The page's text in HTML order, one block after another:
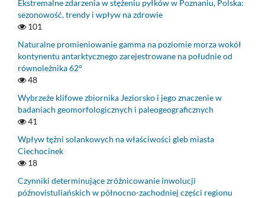
Ekstremalne zdarzenia w stężeniu pyłków w Poznaniu, Polska:
sezonowość, trendy i wpływ na zdrowie
101
Naturalne promieniowanie gamma na poziomie morza wokół
kontynentu antarktycznego zarejestrowane na południe od
równoleżnika 62°
48
Wybrzeże klifowe zbiornika Jeziorsko i jego znaczenie w
badaniach geomorfologicznych i paleogeograficznych
41
Wpływ tężni solankowych na właściwości gleb miasta
Ciechocinek
18
Czynniki determinujące zróżnicowanie inwolucji
późnovistuliańskich w północno-zachodniej części regionu